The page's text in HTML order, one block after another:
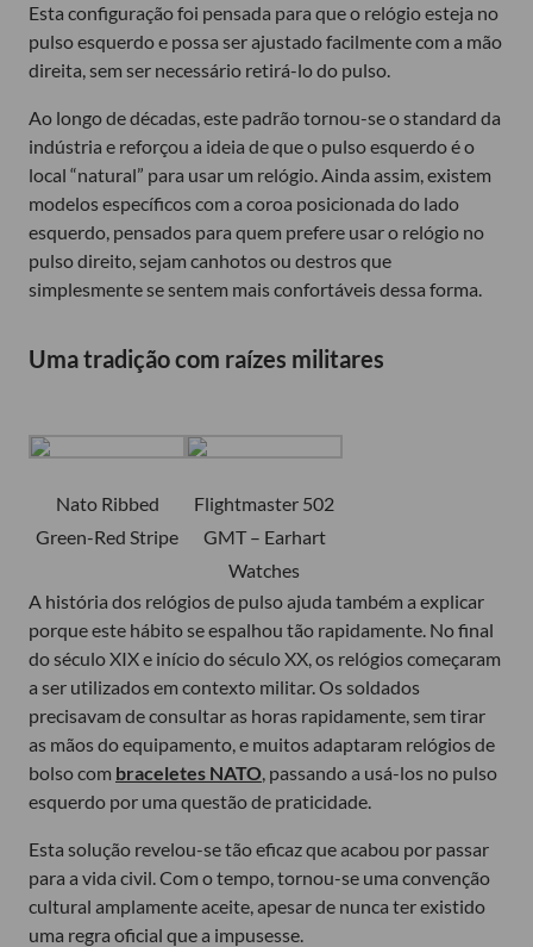
Esta configuração foi pensada para que o relógio esteja no
pulso esquerdo e possa ser ajustado facilmente com a mão
direita, sem ser necessário retirá-lo do pulso.
Ao longo de décadas, este padrão tornou-se o standard da
indústria e reforçou a ideia de que o pulso esquerdo é o
local “natural” para usar um relógio. Ainda assim, existem
modelos específicos com a coroa posicionada do lado
esquerdo, pensados para quem prefere usar o relógio no
pulso direito, sejam canhotos ou destros que
simplesmente se sentem mais confortáveis dessa forma.
Uma tradição com raízes militares
Nato Ribbed
Green-Red Stripe
Flightmaster 502
GMT – Earhart
Watches
A história dos relógios de pulso ajuda também a explicar
porque este hábito se espalhou tão rapidamente. No final
do século XIX e início do século XX, os relógios começaram
a ser utilizados em contexto militar. Os soldados
precisavam de consultar as horas rapidamente, sem tirar
as mãos do equipamento, e muitos adaptaram relógios de
bolso com braceletes NATO, passando a usá-los no pulso
esquerdo por uma questão de praticidade.
Esta solução revelou-se tão eficaz que acabou por passar
para a vida civil. Com o tempo, tornou-se uma convenção
cultural amplamente aceite, apesar de nunca ter existido
uma regra oficial que a impusesse.